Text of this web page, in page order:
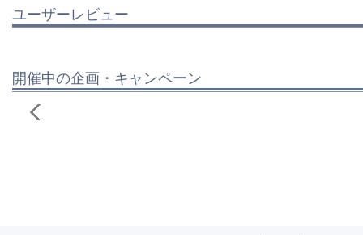
ユーザーレビュー
開催中の企画・キャンペーン